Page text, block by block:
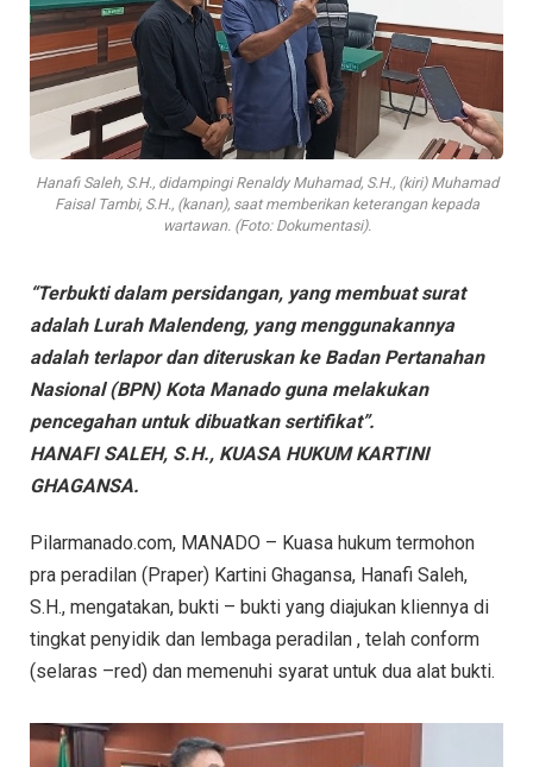
Hanafi Saleh, S.H., didampingi Renaldy Muhamad, S.H., (kiri) Muhamad
Faisal Tambi, S.H., (kanan), saat memberikan keterangan kepada
wartawan. (Foto: Dokumentasi).
“Terbukti dalam persidangan, yang membuat surat
adalah Lurah Malendeng, yang menggunakannya
adalah terlapor dan diteruskan ke Badan Pertanahan
Nasional (BPN) Kota Manado guna melakukan
pencegahan untuk dibuatkan sertifikat”.
HANAFI SALEH, S.H., KUASA HUKUM KARTINI
GHAGANSA.
Pilarmanado.com, MANADO – Kuasa hukum termohon
pra peradilan (Praper) Kartini Ghagansa, Hanafi Saleh,
S.H., mengatakan, bukti – bukti yang diajukan kliennya di
tingkat penyidik dan lembaga peradilan , telah conform
(selaras –red) dan memenuhi syarat untuk dua alat bukti.